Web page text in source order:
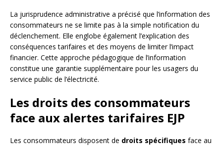
La jurisprudence administrative a précisé que l’information des
consommateurs ne se limite pas à la simple notification du
déclenchement. Elle englobe également l’explication des
conséquences tarifaires et des moyens de limiter l’impact
financier. Cette approche pédagogique de l’information
constitue une garantie supplémentaire pour les usagers du
service public de l’électricité.
Les droits des consommateurs
face aux alertes tarifaires EJP
Les consommateurs disposent de droits spécifiques face au